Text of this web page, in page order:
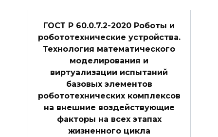
ГОСТ Р 60.0.7.2-2020 Роботы и
робототехнические устройства.
Технология математического
моделирования и
виртуализации испытаний
базовых элементов
робототехнических комплексов
на внешние воздействующие
факторы на всех этапах
жизненного цикла